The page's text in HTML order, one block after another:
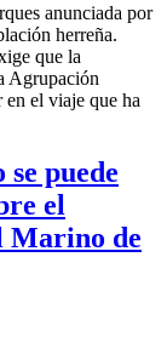
anunciada por
herreña.
que la
Agrupación
el viaje que ha
puede
el
Marino de